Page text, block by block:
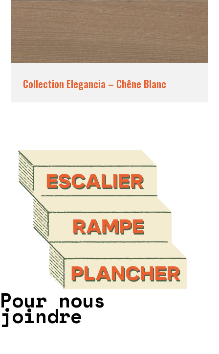
Collection Elegancia – Chêne Blanc
Pour nous
joindre